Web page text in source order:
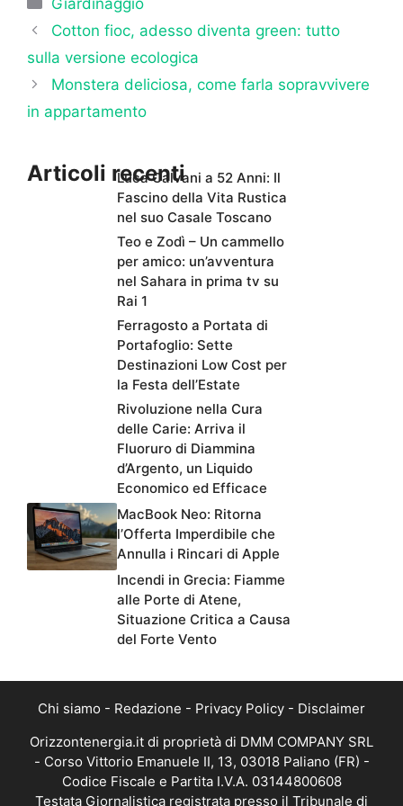
Cotton fioc, adesso diventa green: tutto
sulla versione ecologica
Monstera deliciosa, come farla sopravvivere
in appartamento
Articoli recentiLuca Calvani a 52 Anni: Il
Fascino della Vita Rustica
nel suo Casale Toscano
Teo e Zodì – Un cammello
per amico: un’avventura
nel Sahara in prima tv su
Rai 1
Ferragosto a Portata di
Portafoglio: Sette
Destinazioni Low Cost per
la Festa dell’Estate
Rivoluzione nella Cura
delle Carie: Arriva il
Fluoruro di Diammina
d’Argento, un Liquido
Economico ed Efficace
MacBook Neo: Ritorna
l’Offerta Imperdibile che
Annulla i Rincari di Apple
Incendi in Grecia: Fiamme
alle Porte di Atene,
Situazione Critica a Causa
del Forte Vento
Chi siamo - Redazione - Privacy Policy - Disclaimer
Orizzontenergia.it di proprietà di DMM COMPANY SRL
- Corso Vittorio Emanuele II, 13, 03018 Paliano (FR) -
Codice Fiscale e Partita I.V.A. 03144800608
Testata Giornalistica registrata presso il Tribunale di